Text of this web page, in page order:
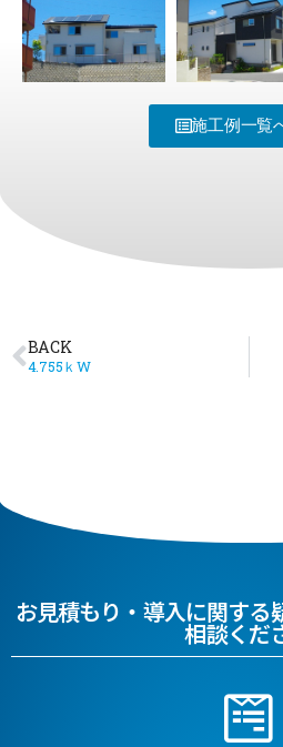
施工例一覧
BACK
4.755ｋW
お見積もり・導入に関する
相談くだ